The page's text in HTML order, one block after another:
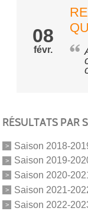
08
févr. AJT
RÉSULTATS PAR
Saison 2018-
Saison 2019-
Saison 2020-
Saison 2021-
Saison 2022-